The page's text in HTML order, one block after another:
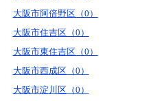
大阪市阿倍野区（0）
大阪市住吉区（0）
大阪市東住吉区（0）
大阪市西成区（0）
大阪市淀川区（0）